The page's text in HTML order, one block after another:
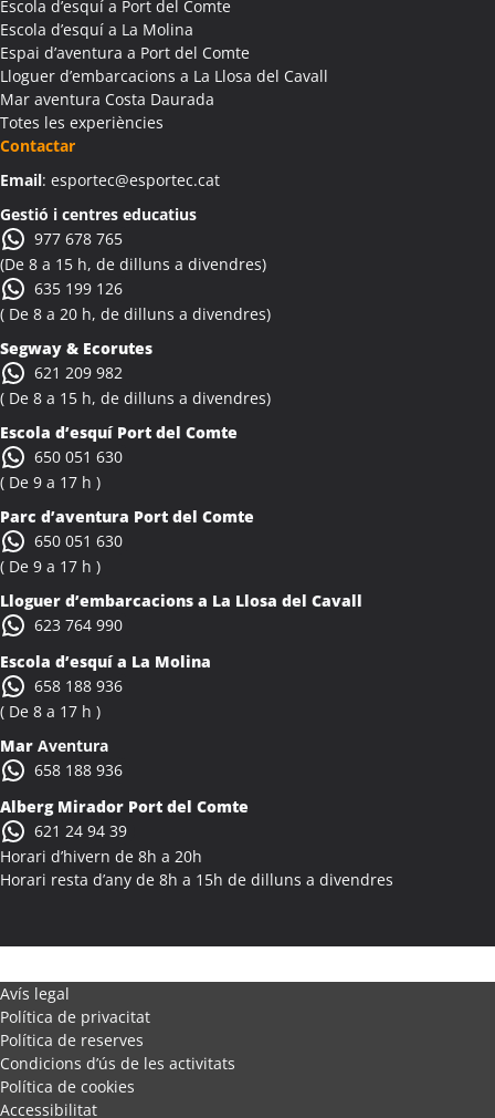
Colònies Escolars Albatàrrec
Activitats Teambuilding Empreses Albesa
Activitats Família Amics Albesa
Colònies Escolars Albesa
Activitats Teambuilding Empreses Albi
Activitats Família Amics Albi
Colònies Escolars Albi
Activitats Teambuilding Empreses Albinyana
Activitats Família Amics Albinyana
Colònies Escolars Albinyana
Activitats Teambuilding Empreses Albiol
Activitats Família Amics Albiol
Colònies Escolars Albiol
Activitats Teambuilding Empreses Albocàsser
Colònies Escolars Albocàsser
Activitats Teambuilding Empreses Albons
Colònies Escolars Albons
Activitats Teambuilding Empreses Alcalà de Xivert
Colònies Escolars Alcalà de Xivert
Activitats Família Amics Alcanar
Colònies Escolars Alcanar
Activitats Família Amics Alcanó
Activitats Teambuilding Empreses Alcarràs
Activitats Família Amics Alcarràs
Colònies Escolars Alcarràs
Activitats Teambuilding Empreses Alcora
Activitats Família Amics Alcora
Colònies Escolars Alcora
Activitats Teambuilding Empreses Alcover
Activitats Família Amics Alcover
Escola d’esquí a Port del Comte
Escola d’esquí a La Molina
Espai d’aventura a Port del Comte
Lloguer d’embarcacions a La Llosa del Cavall
Mar aventura Costa Daurada
Totes les experiències
Contactar
Email: esportec@esportec.cat
Gestió i centres educatius
977 678 765
(De 8 a 15 h, de dilluns a divendres)
635 199 126
( De 8 a 20 h, de dilluns a divendres)
Segway & Ecorutes
621 209 982
( De 8 a 15 h, de dilluns a divendres)
Escola d’esquí Port del Comte
650 051 630
( De 9 a 17 h )
Parc d’aventura Port del Comte
650 051 630
( De 9 a 17 h )
Lloguer d’embarcacions a La Llosa del Cavall
623 764 990
Escola d’esquí a La Molina
658 188 936
( De 8 a 17 h )
Mar Aventura
658 188 936
Alberg Mirador Port del Comte
621 24 94 39
Horari d’hivern de 8h a 20h
Horari resta d’any de 8h a 15h de dilluns a divendres
Avís legal
Política de privacitat
Política de reserves
Condicions d’ús de les activitats
Política de cookies
Accessibilitat